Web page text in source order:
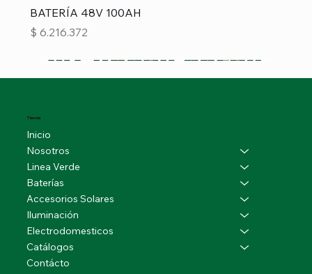
BATERÍA 48V 100AH
Precio
$ 6.216.372
Tienda
Inicio
Nosotros
Linea Verde
Baterías
Accesorios Solares
Iluminación
Electrodomesticos
Catálogos
Contácto